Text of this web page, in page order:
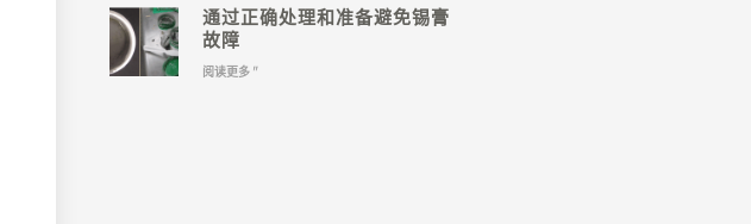
通过正确处理和准备避免锡膏
故障
阅读更多 "